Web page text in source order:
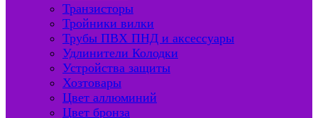
Транзисторы
Тройники вилки
Трубы ПВХ ПНД и аксессуары
Удлинители Колодки
Устройства защиты
Хозтовары
Цвет аллюминий
Цвет бронза